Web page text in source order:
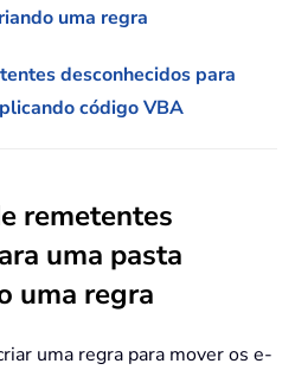
uma regra
desconhecidos para
código VBA
remetentes
uma pasta
uma regra
uma regra para mover os e-